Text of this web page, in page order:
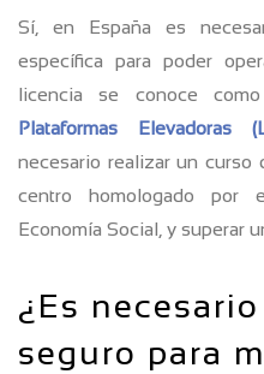
Sí, en España es
específica para poder
licencia se conoce
Plataformas Elevadoras
necesario realizar un curso
centro homologado
Economía Social, y superar
¿Es
seguro para